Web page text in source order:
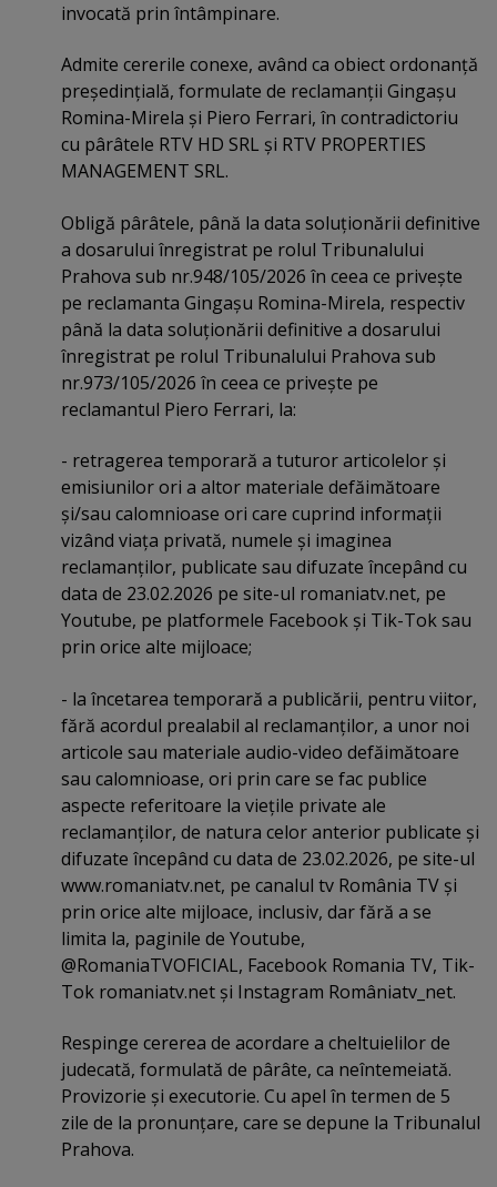
invocată prin întâmpinare.
Admite cererile conexe, având ca obiect ordonanţă
preşedinţială, formulate de reclamanţii Gingaşu
Romina-Mirela şi Piero Ferrari, în contradictoriu
cu pârâtele RTV HD SRL şi RTV PROPERTIES
MANAGEMENT SRL.
Obligă pârâtele, până la data soluţionării definitive
a dosarului înregistrat pe rolul Tribunalului
Prahova sub nr.948/105/2026 în ceea ce priveşte
pe reclamanta Gingaşu Romina-Mirela, respectiv
până la data soluţionării definitive a dosarului
înregistrat pe rolul Tribunalului Prahova sub
nr.973/105/2026 în ceea ce priveşte pe
reclamantul Piero Ferrari, la:
- retragerea temporară a tuturor articolelor şi
emisiunilor ori a altor materiale defăimătoare
şi/sau calomnioase ori care cuprind informaţii
vizând viaţa privată, numele şi imaginea
reclamanţilor, publicate sau difuzate începând cu
data de 23.02.2026 pe site-ul romaniatv.net, pe
Youtube, pe platformele Facebook şi Tik-Tok sau
prin orice alte mijloace;
- la încetarea temporară a publicării, pentru viitor,
fără acordul prealabil al reclamanţilor, a unor noi
articole sau materiale audio-video defăimătoare
sau calomnioase, ori prin care se fac publice
aspecte referitoare la vieţile private ale
reclamanţilor, de natura celor anterior publicate şi
difuzate începând cu data de 23.02.2026, pe site-ul
www.romaniatv.net, pe canalul tv România TV şi
prin orice alte mijloace, inclusiv, dar fără a se
limita la, paginile de Youtube,
@RomaniaTVOFICIAL, Facebook Romania TV, Tik-
Tok romaniatv.net şi Instagram Româniatv_net.
Respinge cererea de acordare a cheltuielilor de
judecată, formulată de pârâte, ca neîntemeiată.
Provizorie şi executorie. Cu apel în termen de 5
zile de la pronunţare, care se depune la Tribunalul
Prahova.